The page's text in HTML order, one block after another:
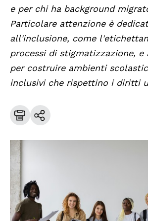
e per chi ha background
Particolare attenzione è
all'inclusione, come
processi di stigmatizzazione, e
per costruire ambienti
inclusivi che rispettino i diritti